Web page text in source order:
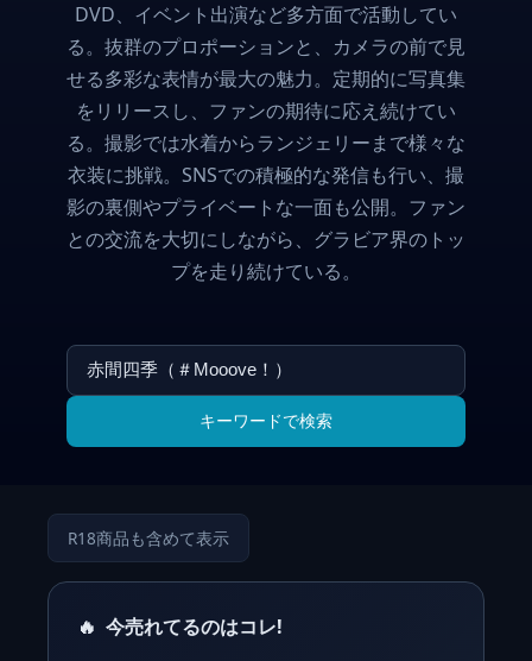
DVD、イベント出演など多方面で活動してい
る。抜群のプロポーションと、カメラの前で見
せる多彩な表情が最大の魅力。定期的に写真集
をリリースし、ファンの期待に応え続けてい
る。撮影では水着からランジェリーまで様々な
衣装に挑戦。SNSでの積極的な発信も行い、撮
影の裏側やプライベートな一面も公開。ファン
との交流を大切にしながら、グラビア界のトッ
プを走り続けている。
キーワードで検索
R18商品も含めて表示
🔥 今売れてるのはコレ!